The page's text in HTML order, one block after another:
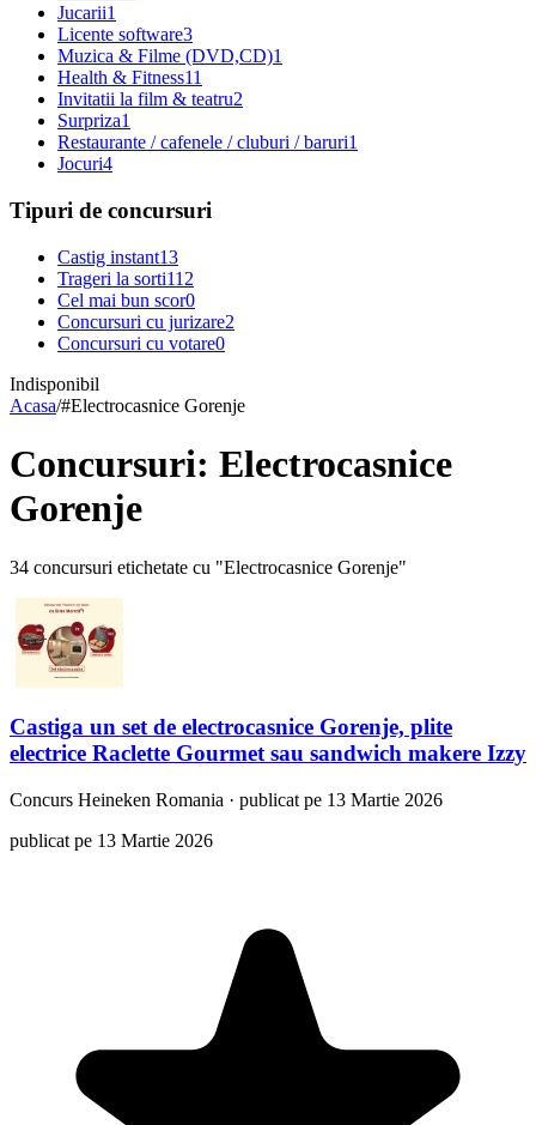
Jucarii1
Licente software3
Muzica & Filme (DVD,CD)1
Health & Fitness11
Invitatii la film & teatru2
Surpriza1
Restaurante / cafenele / cluburi / baruri1
Jocuri4
Tipuri de concursuri
Castig instant13
Trageri la sorti112
Cel mai bun scor0
Concursuri cu jurizare2
Concursuri cu votare0
Indisponibil
Acasa/#Electrocasnice Gorenje
Concursuri: Electrocasnice
Gorenje
34 concursuri etichetate cu "Electrocasnice Gorenje"
Castiga un set de electrocasnice Gorenje, plite
electrice Raclette Gourmet sau sandwich makere Izzy
Concurs Heineken Romania · publicat pe 13 Martie 2026
publicat pe 13 Martie 2026